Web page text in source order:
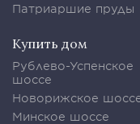
Патриаршие пруды
Купить дом
Рублево-Успенское
шоссе
Новорижское
Минское шоссе